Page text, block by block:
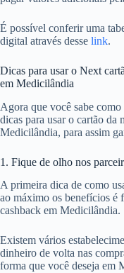
É possível conferir uma
digital através desse link.
Dicas para usar o Next
em Medicilândia
Agora que você sabe
dicas para usar o cartão da
Medicilândia, para assim
1. Fique de olho nos
A primeira dica de como
ao máximo os benefícios é
cashback em Medicilândia.
Existem vários
dinheiro de volta nas
forma que você deseja em